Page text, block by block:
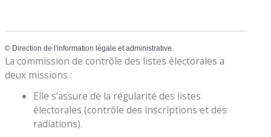
© Direction de l'information légale et administrative
La commission de contrôle des listes électorales a
deux missions :
Elle s’assure de la régularité des listes
électorales (contrôle des inscriptions et des
radiations).